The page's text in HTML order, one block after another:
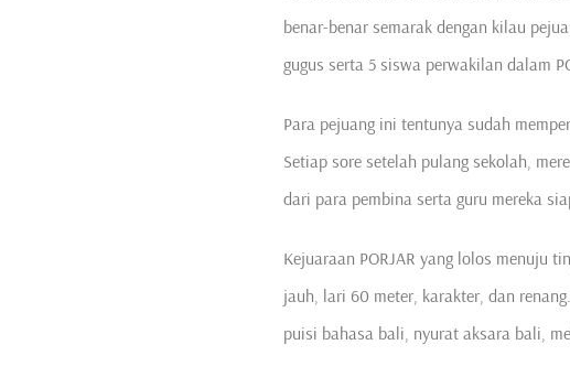
benar-benar semarak dengan kilau
gugus serta 5 siswa perwakilan dalam
Para pejuang ini tentunya sudah
Setiap sore setelah pulang sekolah,
dari para pembina serta guru mereka
Kejuaraan PORJAR yang lolos menuju
jauh, lari 60 meter, karakter, dan
puisi bahasa bali, nyurat aksara bali,